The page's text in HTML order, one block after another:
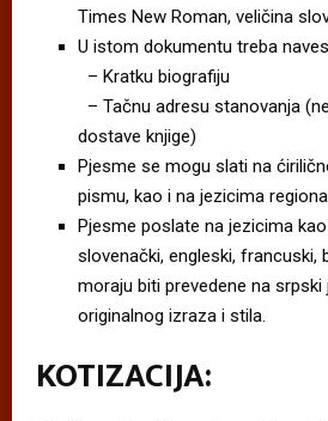
Times New Roman, veličina
U istom dokumentu treba
– Kratku biografiju
– Tačnu adresu stanovanja
dostave knjige)
Pjesme se mogu slati na
pismu, kao i na jezicima
Pjesme poslate na jezicima
slovenački, engleski, francuski,
moraju biti prevedene na
originalnog izraza i stila.
KOTIZACIJA: